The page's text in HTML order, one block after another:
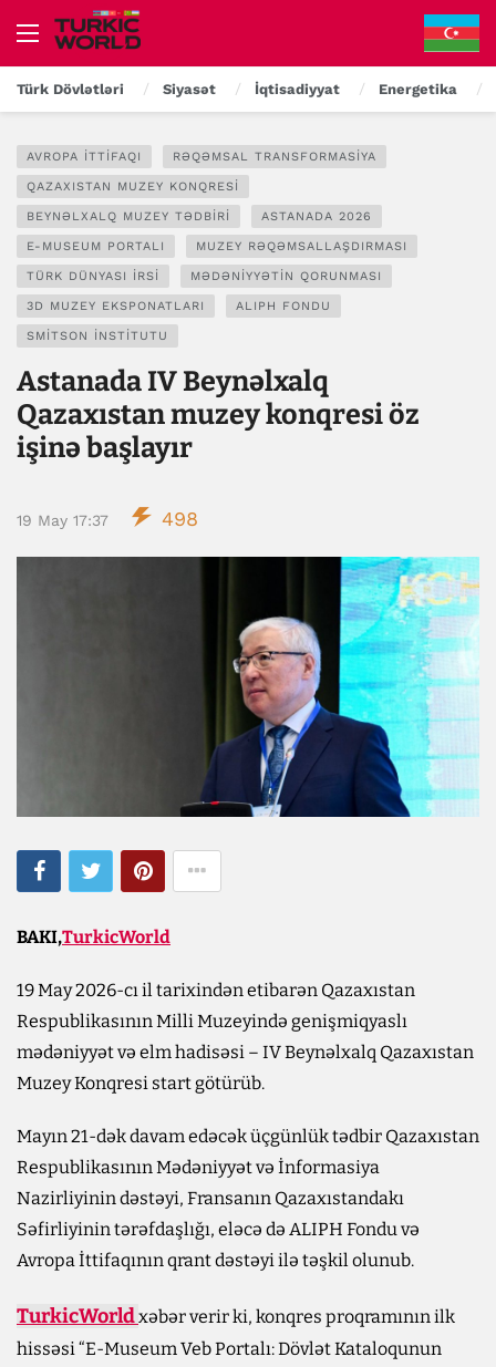
Türk Dövlətləri Siyasət İqtisadiyyat Energetika
AVROPA İTTIFAQI RƏQƏMSAL TRANSFORMASIYA
QAZAXISTAN MUZEY KONQRESI
BEYNƏLXALQ MUZEY TƏDBIRI ASTANADA 2026
E-MUSEUM PORTALI MUZEY RƏQƏMSALLAŞDIRMASI
TÜRK DÜNYASI İRSI MƏDƏNIYYƏTIN QORUNMASI
3D MUZEY EKSPONATLARI ALIPH FONDU
SMITSON İNSTITUTU
Astanada IV Beynəlxalq
Qazaxıstan muzey konqresi öz
işinə başlayır
19 May 17:37 498
BAKI,TurkicWorld
19 May 2026-cı il tarixindən etibarən Qazaxıstan
Respublikasının Milli Muzeyində genişmiqyaslı
mədəniyyət və elm hadisəsi – IV Beynəlxalq Qazaxıstan
Muzey Konqresi start götürüb.
Mayın 21-dək davam edəcək üçgünlük tədbir Qazaxıstan
Respublikasının Mədəniyyət və İnformasiya
Nazirliyinin dəstəyi, Fransanın Qazaxıstandakı
Səfirliyinin tərəfdaşlığı, eləcə də ALIPH Fondu və
Avropa İttifaqının qrant dəstəyi ilə təşkil olunub.
TurkicWorldxəbər verir ki, konqres proqramının ilk
hissəsi “E-Museum Veb Portalı: Dövlət Kataloqunun